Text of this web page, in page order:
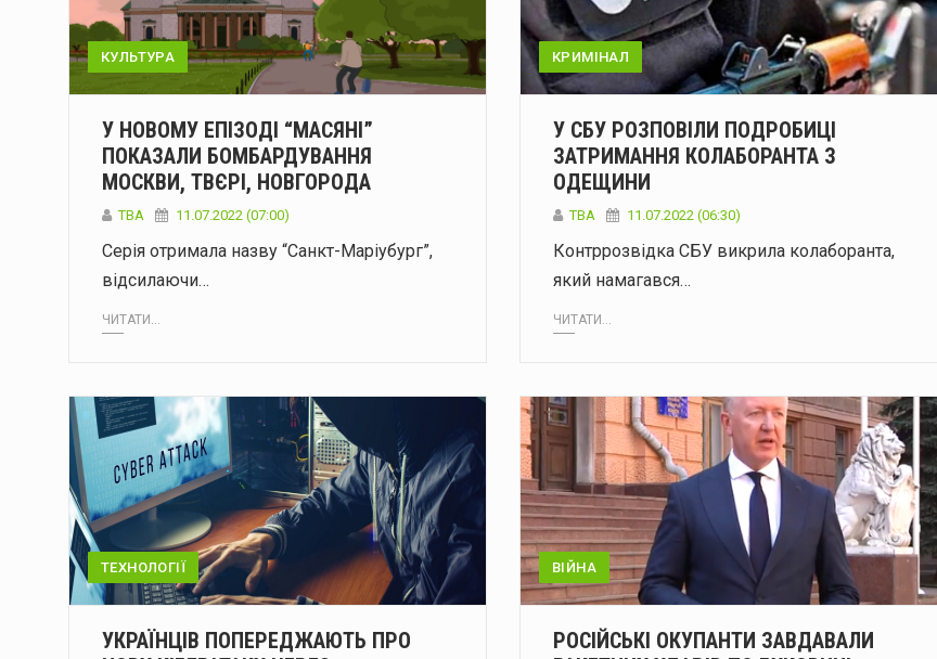
КУЛЬТУРА
У НОВОМУ ЕПІЗОДІ “МАСЯНІ”
ПОКАЗАЛИ БОМБАРДУВАННЯ
МОСКВИ, ТВЄРІ, НОВГОРОДА
ТВА 11.07.2022 (07:00)
Серія отримала назву “Санкт-Маріубург”,
відсилаючи…
ЧИТАТИ...
КРИМІНАЛ
У СБУ РОЗПОВІЛИ ПОДРОБИЦІ
ЗАТРИМАННЯ КОЛАБОРАНТА З
ОДЕЩИНИ
ТВА 11.07.2022 (06:30)
Контррозвідка СБУ викрила колаборанта,
який намагався…
ЧИТАТИ...
ТЕХНОЛОГІЇ
УКРАЇНЦІВ ПОПЕРЕДЖАЮТЬ ПРО
ВІЙНА
РОСІЙСЬКІ ОКУПАНТИ ЗАВДАВАЛИ